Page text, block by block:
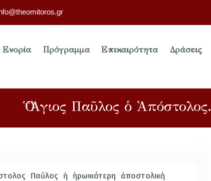
Ενορία Πρόγραμμα Επικαιρότητα Δράσεις
Ὁ Ἅγιος Παῦλος ὁ Ἀπόστολος.
Παῦλος ἡ ἡρωικότερη ἀποστολικὴ